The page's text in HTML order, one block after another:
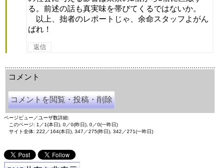
る。前述の話も真実味を帯びてくるではないか。
以上、拙者のレポートじゃ、余命スタッフよがん
ばれ！
返信
コメント
コメントを閲覧・投稿・削除
ページビュー／ユーザ数詳細:
このページ: 1／1(本日), 0／0(昨日), 0／0(一昨日)
サイト全体: 222／164(本日), 347／275(昨日), 342／271(一昨日)